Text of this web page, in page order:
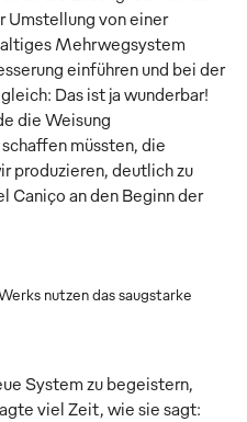
von einer
Mehrwegsystem
einführen und bei der
Das ist ja wunderbar!
die Weisung
müssten, die
produzieren, deutlich zu
Caniço an den Beginn der
nutzen das saugstarke
System zu begeistern,
viel Zeit, wie sie sagt: